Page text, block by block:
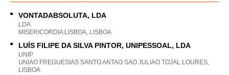
VONTADABSOLUTA, LDA
LDA
MISERICORDIA LISBOA, LISBOA
LUÍS FILIPE DA SILVA PINTOR, UNIPESSOAL, LDA
UNIP
UNIAO FREGUESIAS SANTO ANTAO SAO JULIAO TOJAL LOURES,
LISBOA